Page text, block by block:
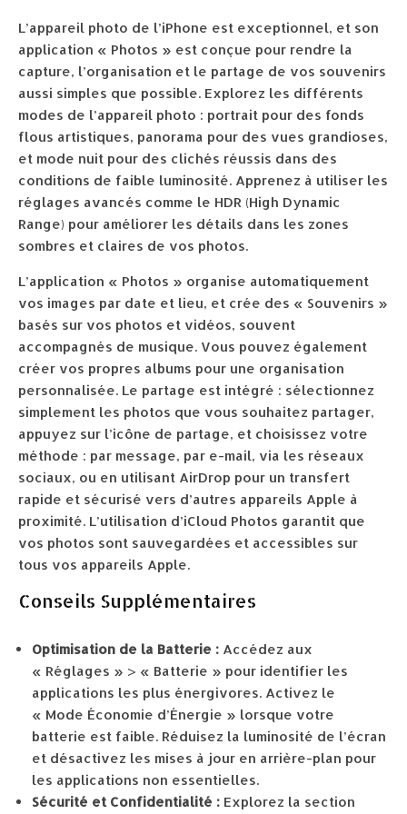
L’appareil photo de l’iPhone est exceptionnel, et son
application « Photos » est conçue pour rendre la
capture, l’organisation et le partage de vos souvenirs
aussi simples que possible. Explorez les différents
modes de l’appareil photo : portrait pour des fonds
flous artistiques, panorama pour des vues grandioses,
et mode nuit pour des clichés réussis dans des
conditions de faible luminosité. Apprenez à utiliser les
réglages avancés comme le HDR (High Dynamic
Range) pour améliorer les détails dans les zones
sombres et claires de vos photos.
L’application « Photos » organise automatiquement
vos images par date et lieu, et crée des « Souvenirs »
basés sur vos photos et vidéos, souvent
accompagnés de musique. Vous pouvez également
créer vos propres albums pour une organisation
personnalisée. Le partage est intégré : sélectionnez
simplement les photos que vous souhaitez partager,
appuyez sur l’icône de partage, et choisissez votre
méthode : par message, par e-mail, via les réseaux
sociaux, ou en utilisant AirDrop pour un transfert
rapide et sécurisé vers d’autres appareils Apple à
proximité. L’utilisation d’iCloud Photos garantit que
vos photos sont sauvegardées et accessibles sur
tous vos appareils Apple.
Conseils Supplémentaires
Optimisation de la Batterie : Accédez aux
« Réglages » > « Batterie » pour identifier les
applications les plus énergivores. Activez le
« Mode Économie d’Énergie » lorsque votre
batterie est faible. Réduisez la luminosité de l’écran
et désactivez les mises à jour en arrière-plan pour
les applications non essentielles.
Sécurité et Confidentialité : Explorez la section